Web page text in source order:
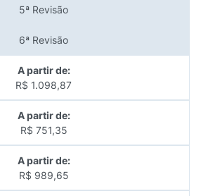
5ª Revisão
6ª Revisão
A partir de:
R$ 1.098,87
A partir de:
R$ 751,35
A partir de:
R$ 989,65